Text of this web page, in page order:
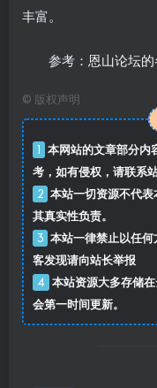
丰富。
参考： 恩山论坛
© 版权声明
1 本网站的文章部分内
考，如有侵权，请联系
2 本站一切资源不代
其真实性负责。
3 本站一律禁止以任
客发现请向站长举报
4 本站资源大多存储
会第一时间更新。